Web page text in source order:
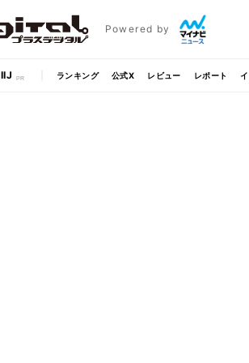
Powered by
IIJ ランキング 公式X レビュー レポート